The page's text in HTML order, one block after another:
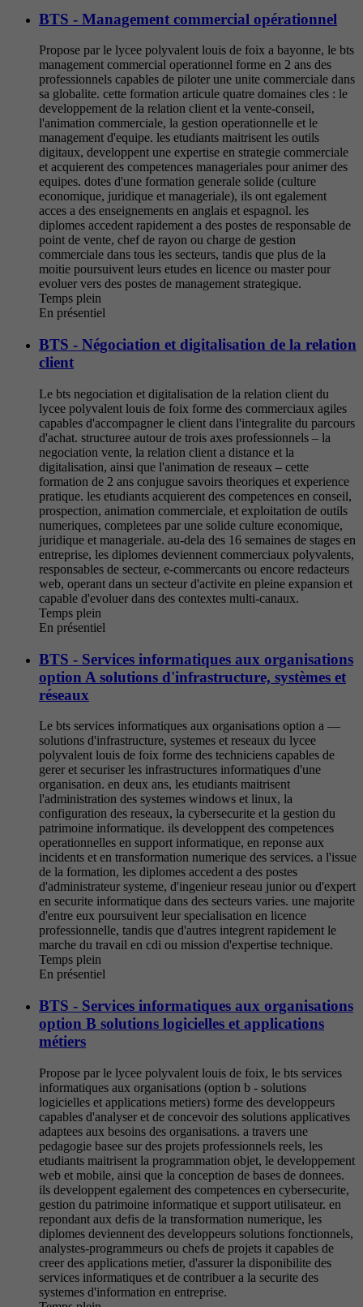
BTS - Management commercial opérationnel
Propose par le lycee polyvalent louis de foix a bayonne, le bts
management commercial operationnel forme en 2 ans des
professionnels capables de piloter une unite commerciale dans
sa globalite. cette formation articule quatre domaines cles : le
developpement de la relation client et la vente-conseil,
l'animation commerciale, la gestion operationnelle et le
management d'equipe. les etudiants maitrisent les outils
digitaux, developpent une expertise en strategie commerciale
et acquierent des competences manageriales pour animer des
equipes. dotes d'une formation generale solide (culture
economique, juridique et manageriale), ils ont egalement
acces a des enseignements en anglais et espagnol. les
diplomes accedent rapidement a des postes de responsable de
point de vente, chef de rayon ou charge de gestion
commerciale dans tous les secteurs, tandis que plus de la
moitie poursuivent leurs etudes en licence ou master pour
evoluer vers des postes de management strategique.
Temps plein
En présentiel
BTS - Négociation et digitalisation de la relation
client
Le bts negociation et digitalisation de la relation client du
lycee polyvalent louis de foix forme des commerciaux agiles
capables d'accompagner le client dans l'integralite du parcours
d'achat. structuree autour de trois axes professionnels – la
negociation vente, la relation client a distance et la
digitalisation, ainsi que l'animation de reseaux – cette
formation de 2 ans conjugue savoirs theoriques et experience
pratique. les etudiants acquierent des competences en conseil,
prospection, animation commerciale, et exploitation de outils
numeriques, completees par une solide culture economique,
juridique et manageriale. au-dela des 16 semaines de stages en
entreprise, les diplomes deviennent commerciaux polyvalents,
responsables de secteur, e-commercants ou encore redacteurs
web, operant dans un secteur d'activite en pleine expansion et
capable d'evoluer dans des contextes multi-canaux.
Temps plein
En présentiel
BTS - Services informatiques aux organisations
option A solutions d'infrastructure, systèmes et
réseaux
Le bts services informatiques aux organisations option a —
solutions d'infrastructure, systemes et reseaux du lycee
polyvalent louis de foix forme des techniciens capables de
gerer et securiser les infrastructures informatiques d'une
organisation. en deux ans, les etudiants maitrisent
l'administration des systemes windows et linux, la
configuration des reseaux, la cybersecurite et la gestion du
patrimoine informatique. ils developpent des competences
operationnelles en support informatique, en reponse aux
incidents et en transformation numerique des services. a l'issue
de la formation, les diplomes accedent a des postes
d'administrateur systeme, d'ingenieur reseau junior ou d'expert
en securite informatique dans des secteurs varies. une majorite
d'entre eux poursuivent leur specialisation en licence
professionnelle, tandis que d'autres integrent rapidement le
marche du travail en cdi ou mission d'expertise technique.
Temps plein
En présentiel
BTS - Services informatiques aux organisations
option B solutions logicielles et applications
métiers
Propose par le lycee polyvalent louis de foix, le bts services
informatiques aux organisations (option b - solutions
logicielles et applications metiers) forme des developpeurs
capables d'analyser et de concevoir des solutions applicatives
adaptees aux besoins des organisations. a travers une
pedagogie basee sur des projets professionnels reels, les
etudiants maitrisent la programmation objet, le developpement
web et mobile, ainsi que la conception de bases de donnees.
ils developpent egalement des competences en cybersecurite,
gestion du patrimoine informatique et support utilisateur. en
repondant aux defis de la transformation numerique, les
diplomes deviennent des developpeurs solutions fonctionnels,
analystes-programmeurs ou chefs de projets it capables de
creer des applications metier, d'assurer la disponibilite des
services informatiques et de contribuer a la securite des
systemes d'information en entreprise.